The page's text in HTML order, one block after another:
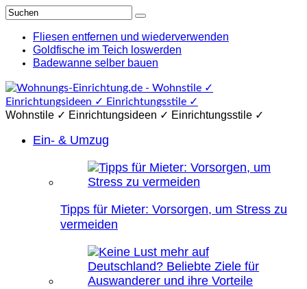
Fliesen entfernen und wiederverwenden
Goldfische im Teich loswerden
Badewanne selber bauen
Wohnstile ✓ Einrichtungsideen ✓ Einrichtungsstile ✓
Ein- & Umzug
Tipps für Mieter: Vorsorgen, um Stress zu
vermeiden